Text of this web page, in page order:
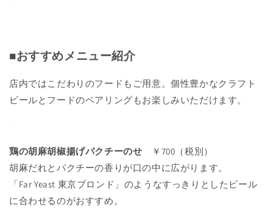
■おすすめメニュー紹介
店内ではこだわりのフードもご用意。個性豊かなクラフト
ビールとフードのペアリングもお楽しみいただけます。
鶏の胡麻胡椒揚げパクチーのせ
￥700（税別）
胡麻だれとパクチーの香りが口の中に広がります。
「Far Yeast 東京ブロンド」のようなすっきりとしたビール
に合わせるのがおすすめ。